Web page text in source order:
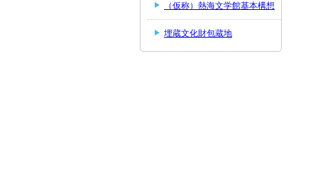
（仮称）熱海文学館基本構想
埋蔵文化財包蔵地